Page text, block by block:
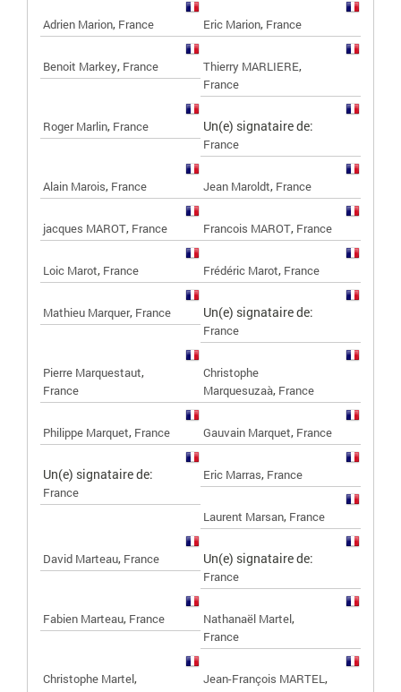
Adrien Marion, France Eric Marion, France
Benoit Markey, France Thierry MARLIERE,
France
Roger Marlin, France Un(e) signataire de:
France
Alain Marois, France Jean Maroldt, France
jacques MAROT, France Francois MAROT, France
Loic Marot, France Frédéric Marot, France
Mathieu Marquer, France Un(e) signataire de:
France
Pierre Marquestaut,
France
Christophe
Marquesuzaà, France
Philippe Marquet, France Gauvain Marquet, France
Un(e) signataire de:
France
Eric Marras, France
Laurent Marsan, France
David Marteau, France Un(e) signataire de:
France
Fabien Marteau, France Nathanaël Martel,
France
Christophe Martel, Jean-François MARTEL ,